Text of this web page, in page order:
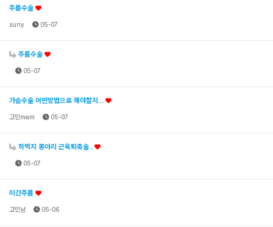
주름수술
suny 05-07
주름수술
05-07
가슴수술 어떤방법으로 해야할지...
고민mam 05-07
허벅지 종아리 근육퇴축술..
05-07
미간주름
고민남 05-06